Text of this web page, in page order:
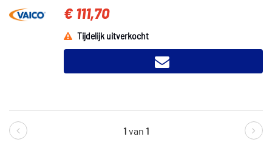
€ 111,70
Tijdelijk uitverkocht
1 van 1